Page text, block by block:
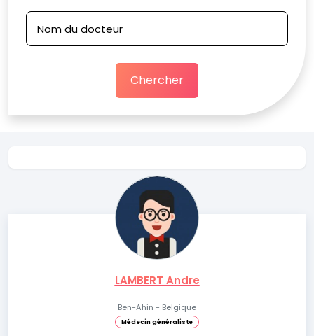
Chercher
LAMBERT Andre
Ben-Ahin - Belgique
Médecin généraliste